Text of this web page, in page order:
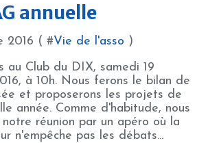
annuelle
2016 ( #Vie de l'asso )
au Club du DIX, samedi 19
à 10h. Nous ferons le bilan de
et proposerons les projets de
année. Comme d'habitude, nous
notre réunion par un apéro où la
n'empêche pas les débats...